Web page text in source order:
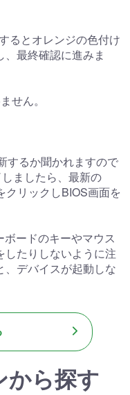
るとオレンジの色付け
最終確認に進みま
せん。
するか聞かれますので
ましたら、最新の
クリックしBIOS画面を
ードのキーやマウス
したりしないように注
デバイスが起動しな
から探す